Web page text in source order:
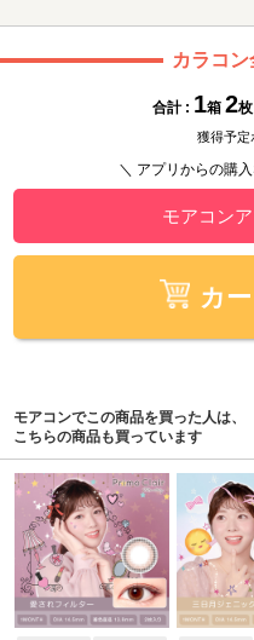
カラコ
合計 : 1箱 2枚
獲得予定
＼ アプリからの購入
モアコン
カ
モアコンでこの商品を買った人は、
こちらの商品も買っています